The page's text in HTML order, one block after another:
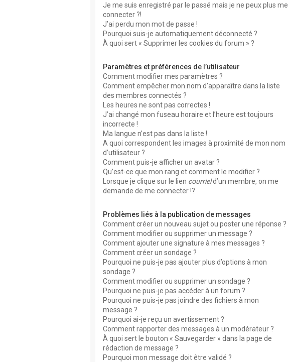
Je me suis enregistré par le passé mais je ne peux plus me
connecter ?!
J’ai perdu mon mot de passe !
Pourquoi suis-je automatiquement déconnecté ?
À quoi sert « Supprimer les cookies du forum » ?
Paramètres et préférences de l’utilisateur
Comment modifier mes paramètres ?
Comment empêcher mon nom d’apparaître dans la liste
des membres connectés ?
Les heures ne sont pas correctes !
J’ai changé mon fuseau horaire et l’heure est toujours
incorrecte !
Ma langue n’est pas dans la liste !
A quoi correspondent les images à proximité de mon nom
d’utilisateur ?
Comment puis-je afficher un avatar ?
Qu’est-ce que mon rang et comment le modifier ?
Lorsque je clique sur le lien courrield’un membre, on me
demande de me connecter !?
Problèmes liés à la publication de messages
Comment créer un nouveau sujet ou poster une réponse ?
Comment modifier ou supprimer un message ?
Comment ajouter une signature à mes messages ?
Comment créer un sondage ?
Pourquoi ne puis-je pas ajouter plus d’options à mon
sondage ?
Comment modifier ou supprimer un sondage ?
Pourquoi ne puis-je pas accéder à un forum ?
Pourquoi ne puis-je pas joindre des fichiers à mon
message ?
Pourquoi ai-je reçu un avertissement ?
Comment rapporter des messages à un modérateur ?
À quoi sert le bouton « Sauvegarder » dans la page de
rédaction de message ?
Pourquoi mon message doit être validé ?